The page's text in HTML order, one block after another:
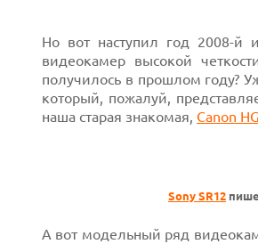
Но вот наступил год 2008-й
видеокамер высокой
получилось в прошлом году?
который, пожалуй,
наша старая знакомая, Canon
Sony SR12
А вот модельный ряд